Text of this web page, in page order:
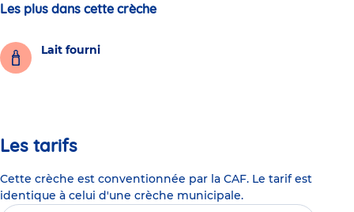
Les plus dans cette crèche
Lait fourni
Les tarifs
Cette crèche est conventionnée par la CAF. Le tarif est
identique à celui d'une crèche municipale.